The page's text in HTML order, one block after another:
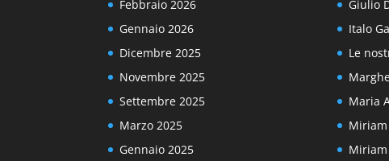
Febbraio 2026
Gennaio 2026
Dicembre 2025
Novembre 2025
Settembre 2025
Marzo 2025
Gennaio 2025
Giulio
Italo
Le
Maria